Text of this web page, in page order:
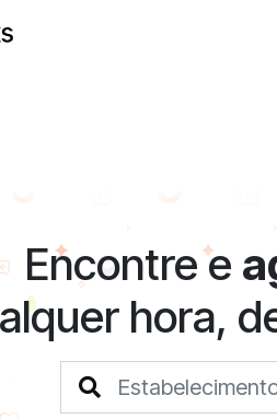
Encontre e
hora,